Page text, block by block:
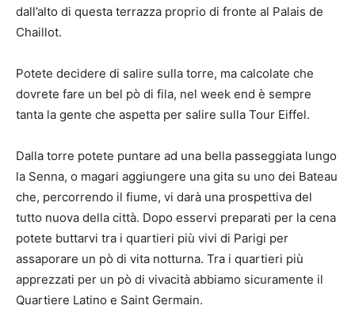
dall’alto di questa terrazza proprio di fronte al Palais de
Chaillot.
Potete decidere di salire sulla torre, ma calcolate che
dovrete fare un bel pò di fila, nel week end è sempre
tanta la gente che aspetta per salire sulla Tour Eiffel.
Dalla torre potete puntare ad una bella passeggiata lungo
la Senna, o magari aggiungere una gita su uno dei Bateau
che, percorrendo il fiume, vi darà una prospettiva del
tutto nuova della città. Dopo esservi preparati per la cena
potete buttarvi tra i quartieri più vivi di Parigi per
assaporare un pò di vita notturna. Tra i quartieri più
apprezzati per un pò di vivacità abbiamo sicuramente il
Quartiere Latino e Saint Germain.